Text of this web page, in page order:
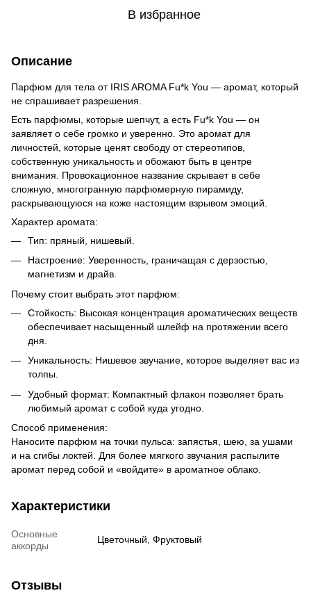
В избранное
Описание
Парфюм для тела от IRIS AROMA Fu*k You — аромат, который
не спрашивает разрешения.
Есть парфюмы, которые шепчут, а есть Fu*k You — он
заявляет о себе громко и уверенно. Это аромат для
личностей, которые ценят свободу от стереотипов,
собственную уникальность и обожают быть в центре
внимания. Провокационное название скрывает в себе
сложную, многогранную парфюмерную пирамиду,
раскрывающуюся на коже настоящим взрывом эмоций.
Характер аромата:
Тип: пряный, нишевый.
Настроение: Уверенность, граничащая с дерзостью,
магнетизм и драйв.
Почему стоит выбрать этот парфюм:
Стойкость: Высокая концентрация ароматических веществ
обеспечивает насыщенный шлейф на протяжении всего
дня.
Уникальность: Нишевое звучание, которое выделяет вас из
толпы.
Удобный формат: Компактный флакон позволяет брать
любимый аромат с собой куда угодно.
Способ применения:
Наносите парфюм на точки пульса: запястья, шею, за ушами
и на сгибы локтей. Для более мягкого звучания распылите
аромат перед собой и «войдите» в ароматное облако.
Характеристики
Основные
аккорды
Цветочный, Фруктовый
Отзывы